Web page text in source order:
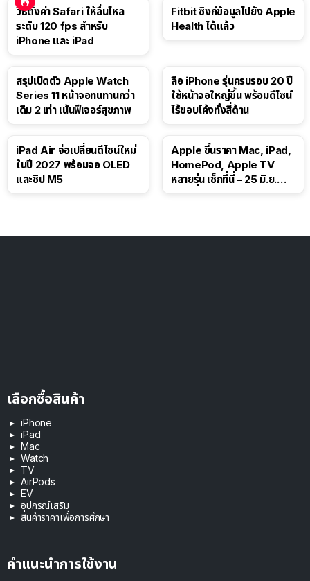
วิธีตั้งค่า Safari ให้ลื่นไหล
ระดับ 120 fps สำหรับ
iPhone และ iPad
Fitbit ซิงก์ข้อมูลไปยัง Apple
Health ได้แล้ว
สรุปเปิดตัว Apple Watch
Series 11 หน้าจอทนทานกว่า
เดิม 2 เท่า เน้นฟีเจอร์สุขภาพ
ลือ iPhone รุ่นครบรอบ 20 ปี
ใช้หน้าจอใหญ่ขึ้น พร้อมดีไซน์
ไร้ขอบโค้งทั้งสี่ด้าน
iPad Air จ่อเปลี่ยนดีไซน์ใหม่
ในปี 2027 พร้อมจอ OLED
และชิป M5
Apple ขึ้นราคา Mac, iPad,
HomePod, Apple TV
หลายรุ่น เช็กที่นี่ – 25 มิ.ย.
เลือกซื้อสินค้า
iPhone
iPad
Mac
Watch
TV
AirPods
EV
อุปกรณ์เสริม
สินค้าราคาเพื่อการศึกษา
คำแนะนำการใช้งาน